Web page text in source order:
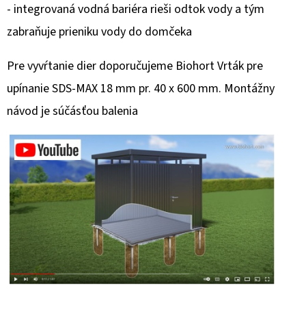
- integrovaná vodná bariéra rieši odtok vody a tým
zabraňuje prieniku vody do domčeka
Pre vyvŕtanie dier doporučujeme Biohort Vrták pre
upínanie SDS-MAX 18 mm pr. 40 x 600 mm. Montážny
návod je súčásťou balenia